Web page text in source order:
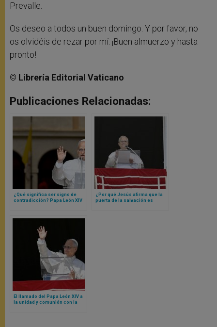
Prevalle.
Os deseo a todos un buen domingo. Y por favor, no
os olvidéis de rezar por mí. ¡Buen almuerzo y hasta
pronto!
© Librería Editorial Vaticano
Publicaciones Relacionadas:
¿Qué significa ser signo de
contradicción? Papa León XIV
¿Por qué Jesús afirma que la
puerta de la salvación es
El llamado del Papa León XIV a
la unidad y comunión con la